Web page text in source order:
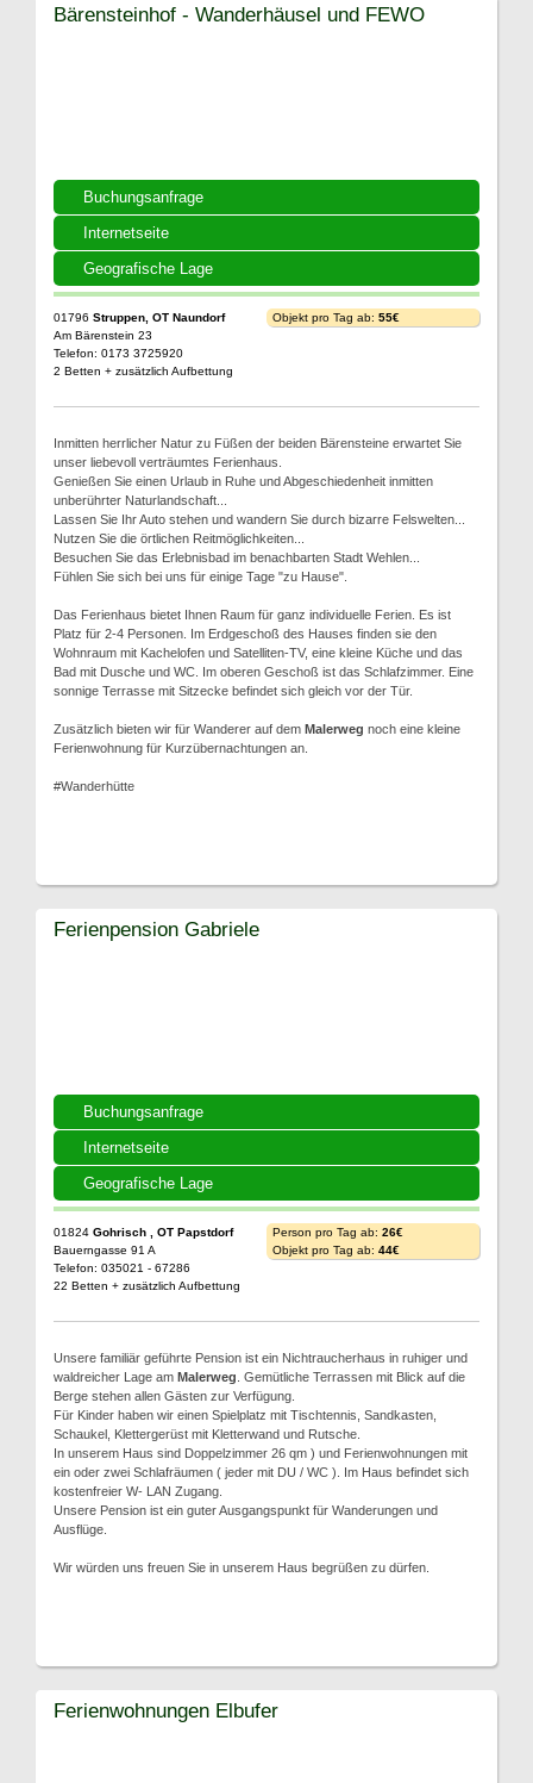
Buchungsanfrage
Internetseite
Geografische Lage
Bärensteinhof - Wanderhäusel und FEWO
01796 Struppen, OT Naundorf
Am Bärenstein 23
Telefon: 0173 3725920
2 Betten + zusätzlich Aufbettung
Objekt pro Tag ab: 55€
Inmitten herrlicher Natur zu Füßen der beiden Bärensteine erwartet Sie
unser liebevoll verträumtes Ferienhaus.
Genießen Sie einen Urlaub in Ruhe und Abgeschiedenheit inmitten
unberührter Naturlandschaft...
Lassen Sie Ihr Auto stehen und wandern Sie durch bizarre Felswelten...
Nutzen Sie die örtlichen Reitmöglichkeiten...
Besuchen Sie das Erlebnisbad im benachbarten Stadt Wehlen...
Fühlen Sie sich bei uns für einige Tage "zu Hause".
Das Ferienhaus bietet Ihnen Raum für ganz individuelle Ferien. Es ist
Platz für 2-4 Personen. Im Erdgeschoß des Hauses finden sie den
Wohnraum mit Kachelofen und Satelliten-TV, eine kleine Küche und das
Bad mit Dusche und WC. Im oberen Geschoß ist das Schlafzimmer. Eine
sonnige Terrasse mit Sitzecke befindet sich gleich vor der Tür.
Zusätzlich bieten wir für Wanderer auf dem Malerweg noch eine kleine
Ferienwohnung für Kurzübernachtungen an.
#Wanderhütte
Buchungsanfrage
Internetseite
Geografische Lage
Ferienpension Gabriele
01824 Gohrisch , OT Papstdorf
Bauerngasse 91 A
Telefon: 035021 - 67286
22 Betten + zusätzlich Aufbettung
Person pro Tag ab: 26€
Objekt pro Tag ab: 44€
Unsere familiär geführte Pension ist ein Nichtraucherhaus in ruhiger und
waldreicher Lage am Malerweg . Gemütliche Terrassen mit Blick auf die
Berge stehen allen Gästen zur Verfügung.
Für Kinder haben wir einen Spielplatz mit Tischtennis, Sandkasten,
Schaukel, Klettergerüst mit Kletterwand und Rutsche.
In unserem Haus sind Doppelzimmer 26 qm ) und Ferienwohnungen mit
ein oder zwei Schlafräumen ( jeder mit DU / WC ). Im Haus befindet sich
kostenfreier W- LAN Zugang.
Unsere Pension ist ein guter Ausgangspunkt für Wanderungen und
Ausflüge.
Wir würden uns freuen Sie in unserem Haus begrüßen zu dürfen.
Ferienwohnungen Elbufer